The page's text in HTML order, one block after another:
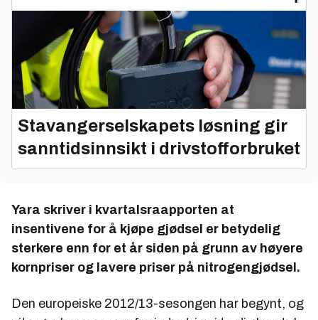
Stavangerselskapets løsning gir
sanntidsinnsikt i drivstofforbruket
Yara skriver i kvartalsraapporten at
insentivene for å kjøpe gjødsel er betydelig
sterkere enn for et år siden på grunn av høyere
kornpriser og lavere priser på nitrogengjødsel.
Den europeiske 2012/13-sesongen har begynt, og